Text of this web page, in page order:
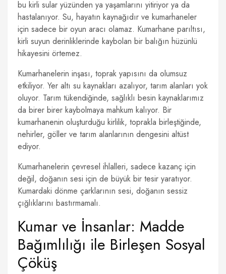
bu kirli sular yüzünden ya yaşamlarını yitiriyor ya da
hastalanıyor. Su, hayatın kaynağıdır ve kumarhaneler
için sadece bir oyun aracı olamaz. Kumarhane parıltısı,
kirli suyun derinliklerinde kaybolan bir balığın hüzünlü
hikayesini örtemez.
Kumarhanelerin inşası, toprak yapısını da olumsuz
etkiliyor. Yer altı su kaynakları azalıyor, tarım alanları yok
oluyor. Tarım tükendiğinde, sağlıklı besin kaynaklarımız
da birer birer kaybolmaya mahkum kalıyor. Bir
kumarhanenin oluşturduğu kirlilik, toprakla birleştiğinde,
nehirler, göller ve tarım alanlarının dengesini altüst
ediyor.
Kumarhanelerin çevresel ihlalleri, sadece kazanç için
değil, doğanın sesi için de büyük bir tesir yaratıyor.
Kumardaki dönme çarklarının sesi, doğanın sessiz
çığlıklarını bastırmamalı.
Kumar ve İnsanlar: Madde
Bağımlılığı ile Birleşen Sosyal
Çöküş